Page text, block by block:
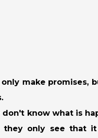
only make promises,
don't know what is
they only see that